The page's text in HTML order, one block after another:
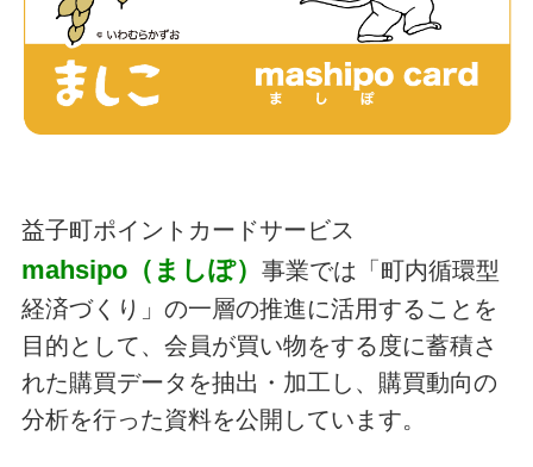
益子町ポイントカードサービス
mahsipo（ましぽ） 事業では「町内循環型
経済づくり」の一層の推進に活用することを
目的として、会員が買い物をする度に蓄積さ
れた購買データを抽出・加工し、購買動向の
分析を行った資料を公開しています。